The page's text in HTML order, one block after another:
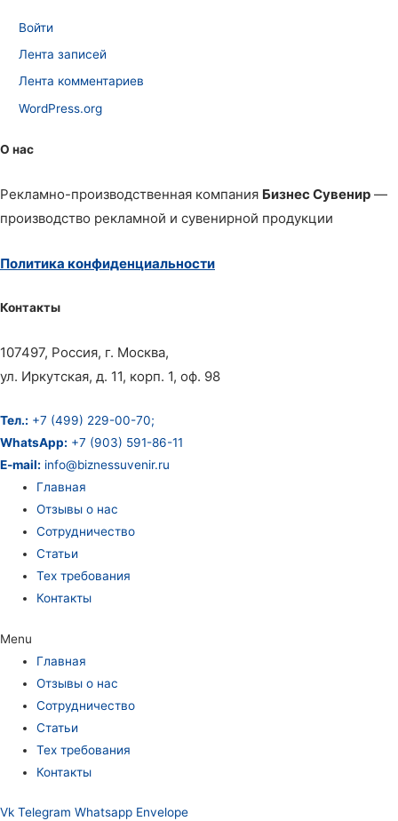
Войти
Лента записей
Лента комментариев
WordPress.org
О нас
Рекламно-производственная компания Бизнес Сувенир —
производство рекламной и сувенирной продукции
Политика конфиденциальности
Контакты
107497, Россия, г. Москва,
ул. Иркутская, д. 11, корп. 1, оф. 98
Тел.: +7 (499) 229-00-70;
WhatsApp: +7 (903) 591-86-11
E-mail: info@biznessuvenir.ru
Главная
Отзывы о нас
Сотрудничество
Статьи
Тех требования
Контакты
Menu
Главная
Отзывы о нас
Сотрудничество
Статьи
Тех требования
Контакты
Vk Telegram Whatsapp Envelope